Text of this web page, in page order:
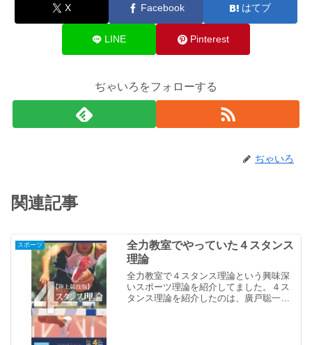
X Facebook はてブ
LINE Pinterest
ぢゃいろをフォローする
ぢゃいろ
関連記事
スポーツ
全力教室でやっていた４スタンス
理論
全力教室で４スタンス理論という興味深
いスポーツ理論を紹介してました。４ス
タンス理論を紹介したのは、廣戸聡一先